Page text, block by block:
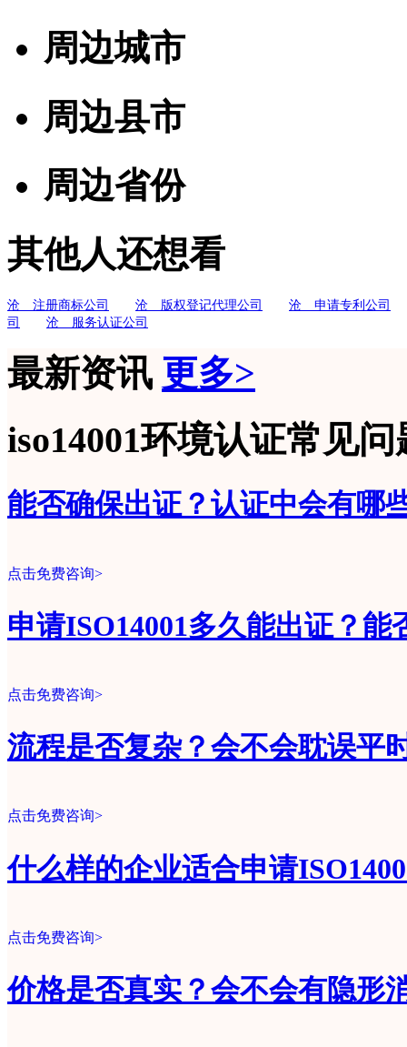
周边城市
周边县市
周边省份
其他人还想看
沧 注册商标公司 沧 版权登记代理公司
沧 申请专利公司
司
沧 服务认证公司
最新资讯 更多>
iso14001环境认证常见
能否确保出证？认证中会有哪
点击免费咨询>
申请ISO14001多久能出证？能
点击免费咨询>
流程是否复杂？会不会耽误平
点击免费咨询>
什么样的企业适合申请
点击免费咨询>
价格是否真实？会不会有隐形